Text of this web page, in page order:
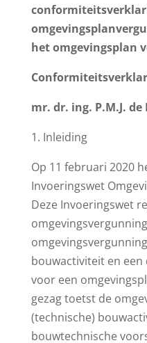
het omgevingsplan
mr. dr. ing. P.M.J. de
1. Inleiding
Op 11 februari 2020
Invoeringswet
Deze Invoeringswet
bouwactiviteit en
voor een
gezag toetst de
(technische)
bouwtechnische